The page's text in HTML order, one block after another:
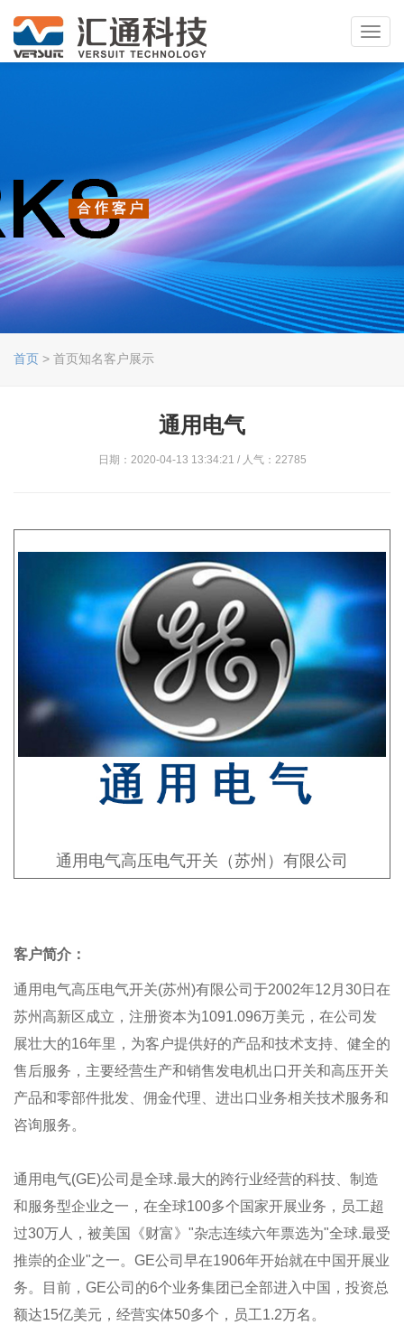
首页 > 首页知名客户展示
通用电气
日期：2020-04-13 13:34:21 / 人气：22785
通用电气高压电气开关（苏州）有限公司
客户简介：
通用电气高压电气开关(苏州)有限公司于2002年12月30日在
苏州高新区成立，注册资本为1091.096万美元，在公司发
展壮大的16年里，为客户提供好的产品和技术支持、健全的
售后服务，主要经营生产和销售发电机出口开关和高压开关
产品和零部件批发、佣金代理、进出口业务相关技术服务和
咨询服务。
通用电气(GE)公司是全球.最大的跨行业经营的科技、制造
和服务型企业之一，在全球100多个国家开展业务，员工超
过30万人，被美国《财富》"杂志连续六年票选为"全球.最受
推崇的企业"之一。GE公司早在1906年开始就在中国开展业
务。目前，GE公司的6个业务集团已全部进入中国，投资总
额达15亿美元，经营实体50多个，员工1.2万名。